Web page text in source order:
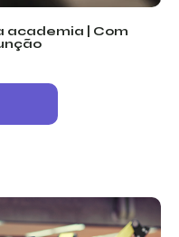
academia | Com